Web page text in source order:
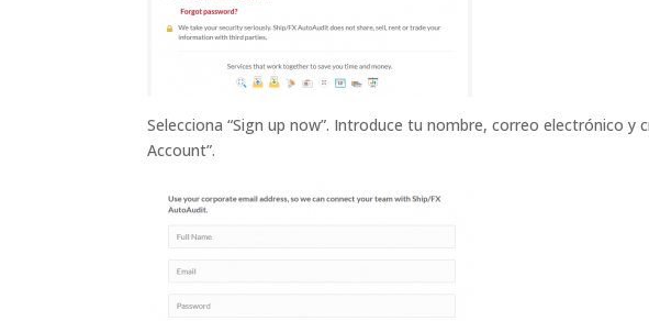
Selecciona “Sign up now”. Introduce tu nombre, correo electrónico y
Account”.